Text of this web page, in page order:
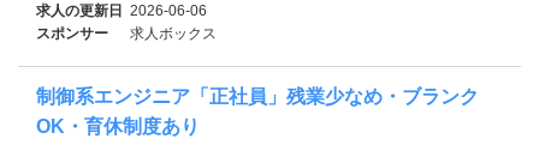
求人の更新日 2026-06-06
スポンサー
求人ボックス
制御系エンジニア「正社員」残業少なめ・ブランク
OK・育休制度あり